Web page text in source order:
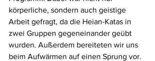
körperliche, sondern auch geistige
Arbeit gefragt, da die Heian-Katas in
zwei Gruppen gegeneinander geübt
wurden. Außerdem bereiteten wir uns
beim Aufwärmen auf einen Sprung vor.